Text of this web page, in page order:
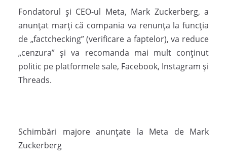
Fondatorul și CEO-ul Meta, Mark Zuckerberg, a
anunțat marți că compania va renunța la funcția
de „factchecking” (verificare a faptelor), va reduce
„cenzura” și va recomanda mai mult conținut
politic pe platformele sale, Facebook, Instagram și
Threads.
Schimbări majore anunțate la Meta de Mark
Zuckerberg